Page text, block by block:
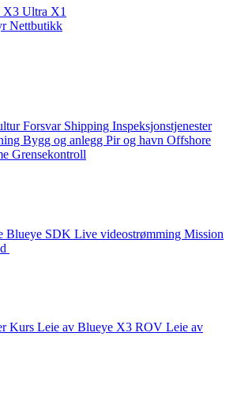
X3 Ultra X1
Nettbutikk
Forsvar Shipping Inspeksjonstjenester
Bygg og anlegg Pir og havn Offshore
Grensekontroll
Blueye SDK Live videostrømming Mission
Kurs Leie av Blueye X3 ROV Leie av